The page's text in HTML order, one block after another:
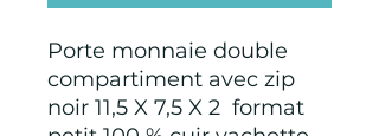
Porte monnaie double
compartiment avec zip
noir 11,5 X 7,5 X 2 format